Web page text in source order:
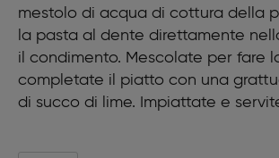
mestolo di acqua di cottura della
la pasta al dente direttamente
il condimento. Mescolate per fare
completate il piatto con una
di succo di lime. Impiattate e